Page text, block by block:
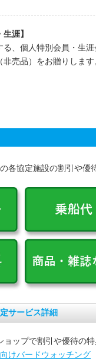
涯】
る、個人特別会員・生
売品）をお贈りします
各協定施設の割引や優
サービス詳細
ップで割引や優待の特
けバードウォッチング